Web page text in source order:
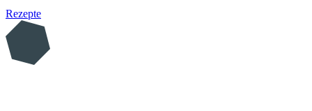
Rezepte